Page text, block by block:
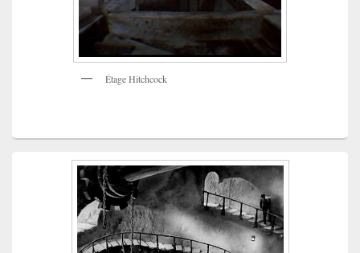
Étage Hitchcock